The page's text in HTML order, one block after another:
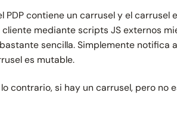
PDP contiene un carrusel y el
cliente mediante scripts JS externos
sencilla. Simplemente notifica
es mutable.
lo contrario, si hay un carrusel, pero no